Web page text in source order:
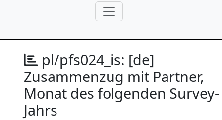
pl/pfs024_is: [de]
Zusammenzug mit Partner,
Monat des folgenden Survey-
Jahrs